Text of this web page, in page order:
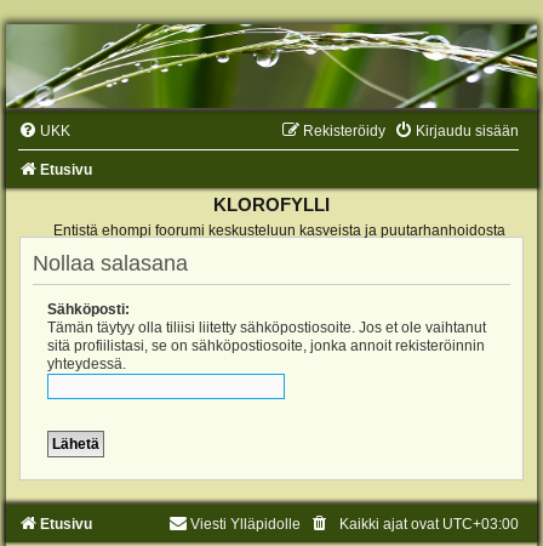
UKK Kirjaudu sisään
Rekisteröidy
Etusivu
KLOROFYLLI
Entistä ehompi foorumi keskusteluun kasveista ja puutarhanhoidosta
Nollaa salasana
Sähköposti:
Tämän täytyy olla tiliisi liitetty sähköpostiosoite. Jos et ole vaihtanut
sitä profiilistasi, se on sähköpostiosoite, jonka annoit rekisteröinnin
yhteydessä.
Etusivu Kaikki ajat ovat UTC+03:00
Viesti Ylläpidolle